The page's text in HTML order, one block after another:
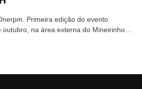
Primeira edição do evento
na área externa do Mineirinho…